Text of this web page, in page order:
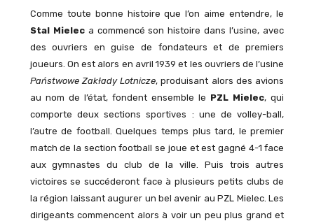
Comme toute bonne histoire que l’on aime entendre, le
Stal Mieleca commencé son histoire dans l’usine, avec
des ouvriers en guise de fondateurs et de premiers
joueurs. On est alors en avril 1939 et les ouvriers de l’usine
Państwowe Zakłady Lotnicze, produisant alors des avions
au nom de l’état, fondent ensemble le PZL Mielec, qui
comporte deux sections sportives : une de volley-ball,
l’autre de football. Quelques temps plus tard, le premier
match de la section football se joue et est gagné 4-1 face
aux gymnastes du club de la ville. Puis trois autres
victoires se succéderont face à plusieurs petits clubs de
la région laissant augurer un bel avenir au PZL Mielec. Les
dirigeants commencent alors à voir un peu plus grand et